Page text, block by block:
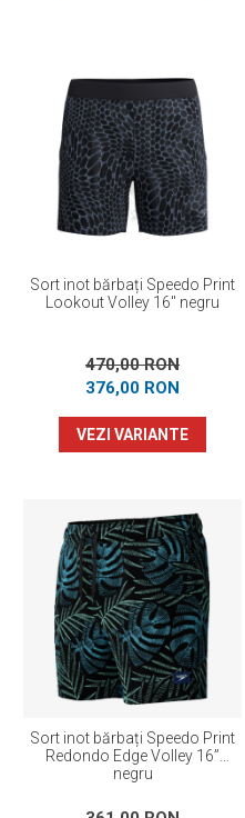
Sort inot bărbați Speedo Print
Lookout Volley 16" negru
470,00 RON
376,00 RON
VEZI VARIANTE
Sort inot bărbați Speedo Print
Redondo Edge Volley 16”
negru